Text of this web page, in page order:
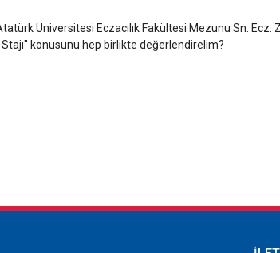
Üniversitesi Eczacılık Fakültesi Mezunu Sn. Ecz.
konusunu hep birlikte değerlendirelim?